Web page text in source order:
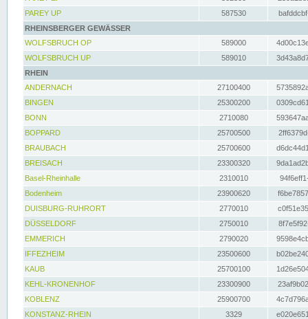
PAREY UP
587530
RHEINSBERGER GEWÄSSER
WOLFSBRUCH OP
589000
WOLFSBRUCH UP
589010
RHEIN
ANDERNACH
27100400
BINGEN
25300200
BONN
2710080
BOPPARD
25700500
BRAUBACH
25700600
BREISACH
23300320
Basel-Rheinhalle
2310010
Bodenheim
23900620
DUISBURG-RUHRORT
2770010
DÜSSELDORF
2750010
EMMERICH
2790020
IFFEZHEIM
23500600
KAUB
25700100
KEHL-KRONENHOF
23300900
KOBLENZ
25900700
KONSTANZ-RHEIN
3329